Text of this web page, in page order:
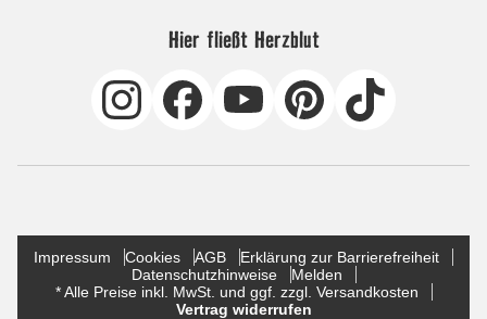
Hier fließt Herzblut
Impressum Cookies AGB
Erklärung zur Barrierefreiheit
Datenschutzhinweise
Melden
* Alle Preise inkl. MwSt. und ggf. zzgl. Versandkosten
Vertrag widerrufen